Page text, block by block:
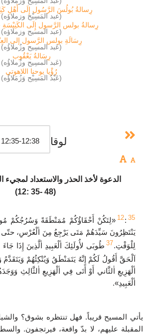
رِسالةُ بُولُسَ الرَّسُول إِلَى أَهْلِ
(عبد المَسِيْح وزملاؤه)
رِسالةُ بولس الرَّسول إِلَى
(عبد المسيح وزملاؤه)
رِسَالَةِ بولس الرَّسول إلى
(عَبد المسِيح وزُملاؤُه)
رِسَالةُ يَعْقُوب
(عَبد المسِيح وزُملاؤُه)
رُؤْيا يوحنا اللاهوتي
(عَبْدُ المَسِيْح وَزُمَلاؤُه)
لوقا
13 - الدعوة لأخذ الحذر والاستعداد لمجيء
(12: 35- 48)
12: 35 «لِتَكُنْ أَحْقَاؤُكُمْ مُمَنْطَقَةً وَسُرُجُكُمْ
يَنْتَظِرُونَ سَيِّدَهُمْ مَتَى يَرْجِعُ مِنَ اٰلْعُرْسِ، حتّى
لِلْوَقْتِ.37 طُوبَى لأُولَئِكَ اٰلْعَبِيدِ اٰلَّذِينَ إِذَا
اَلْحَقَّ أَقُولُ لَكُمْ إِنَّهُ يَتَمَنْطَقُ وَيُتْكِئُهُمْ وَيَتَقَدَّمُ
اٰلْهَزِيعِ اٰلثَّاني أَوْ أَتَى فِي اٰلْهَزِيعِ اٰلثَّالِثِ
اٰلْعَبِيدِ».
يأتي المسيح قريباً. فهل تنتظره بشوق؟
المقبلة عليهم، لا بدّ واقعة، فيرتجفون.